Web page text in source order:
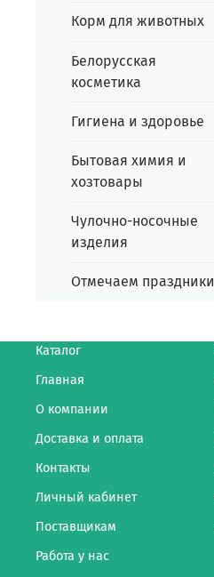
Корм для животных
Белорусская
косметика
Гигиена и здоровье
Бытовая химия и
хозтовары
Чулочно-носочные
изделия
Отмечаем праздники
Каталог
Главная
О компании
Доставка и оплата
Контакты
Личный кабинет
Поставщикам
Работа у нас